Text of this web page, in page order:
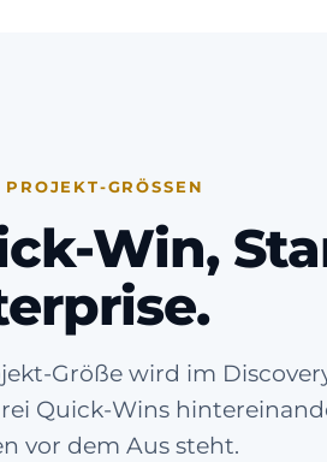
GRÖSSEN
Win,
Größe wird im
Quick-Wins
vor dem Aus steht.